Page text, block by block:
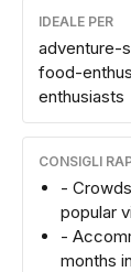
IDEALE PER
adventure-
food-
enthusiasts
CONSIGLI
-
popular
-
months